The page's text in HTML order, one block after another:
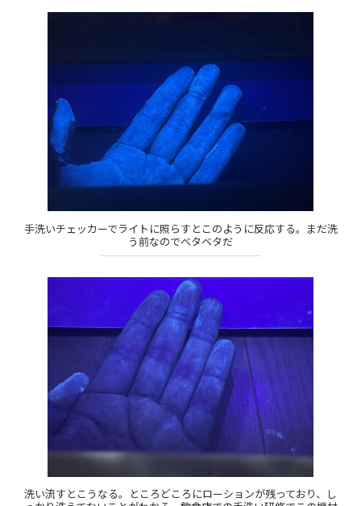
手洗いチェッカーでライトに照らすとこのように反応する。まだ洗
う前なのでベタベタだ
洗い流すとこうなる。ところどころにローションが残っており、し